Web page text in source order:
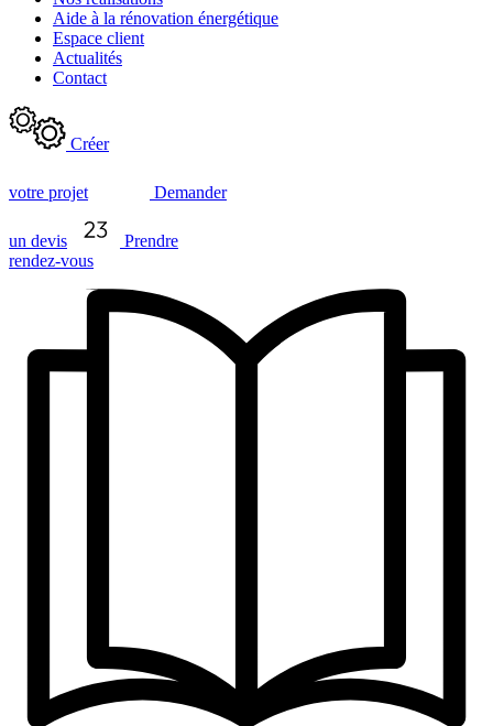
Aide à la rénovation énergétique
Espace client
Actualités
Contact
Créer
votre projet Demander
un devis
Prendre
rendez-vous